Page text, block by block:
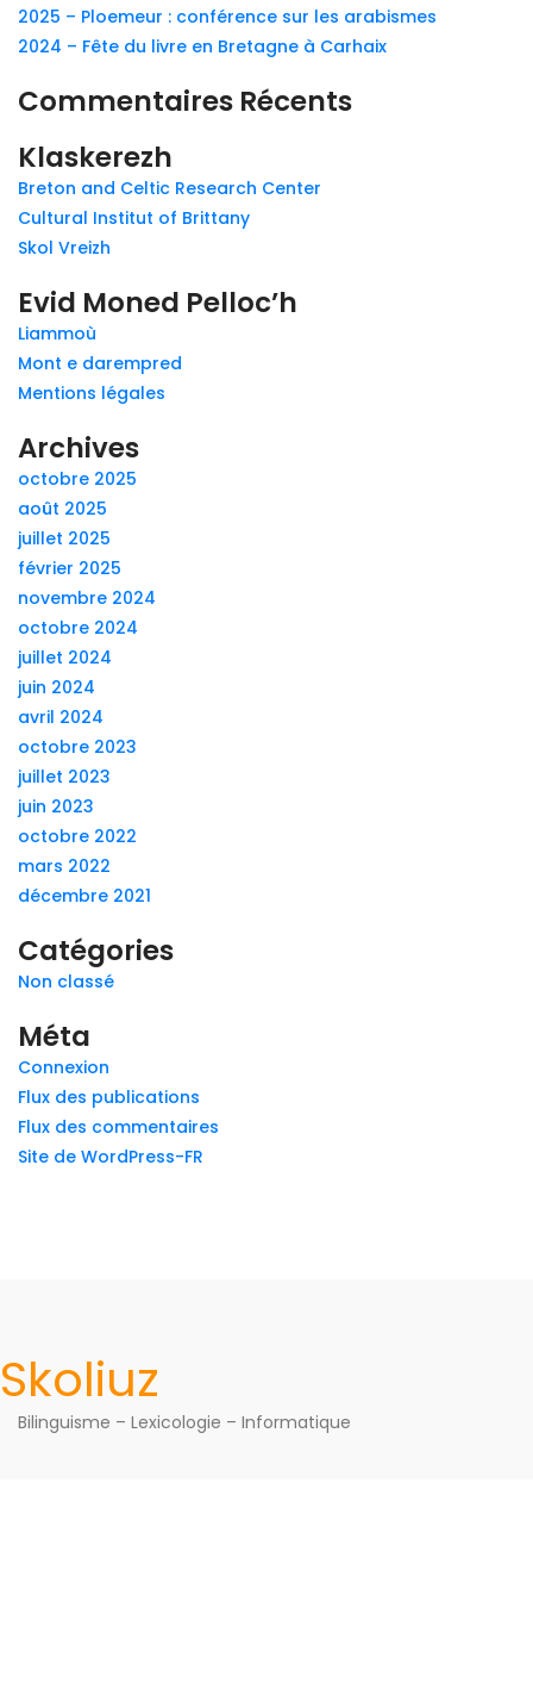
2025 – Ploemeur : conférence sur les arabismes
2024 – Fête du livre en Bretagne à Carhaix
Commentaires Récents
Klaskerezh
Breton and Celtic Research Center
Cultural Institut of Brittany
Skol Vreizh
Evid Moned Pelloc’h
Liammoù
Mont e darempred
Mentions légales
Archives
octobre 2025
août 2025
juillet 2025
février 2025
novembre 2024
octobre 2024
juillet 2024
juin 2024
avril 2024
octobre 2023
juillet 2023
juin 2023
octobre 2022
mars 2022
décembre 2021
Catégories
Non classé
Méta
Connexion
Flux des publications
Flux des commentaires
Site de WordPress-FR
Skoliuz
Bilinguisme – Lexicologie – Informatique